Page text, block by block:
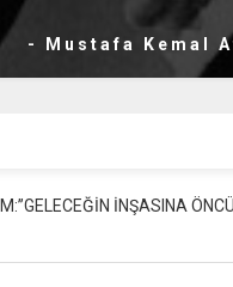
- Mustafa Kemal
İNŞASINA